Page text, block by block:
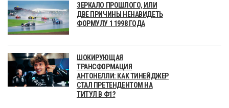
ЗЕРКАЛО ПРОШЛОГО, ИЛИ
ДВЕ ПРИЧИНЫ НЕНАВИДЕТЬ
ФОРМУЛУ 1 1998 ГОДА
ШОКИРУЮЩАЯ
ТРАНСФОРМАЦИЯ
АНТОНЕЛЛИ: КАК ТИНЕЙДЖЕР
СТАЛ ПРЕТЕНДЕНТОМ НА
ТИТУЛ В Ф1?